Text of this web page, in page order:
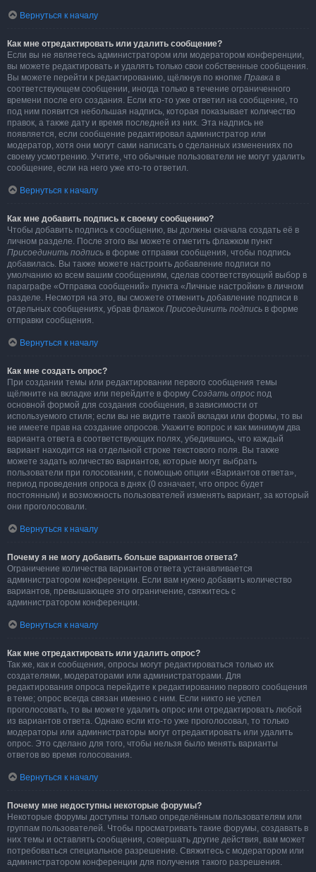
Вернуться к началу
Как мне отредактировать или удалить сообщение?
Если вы не являетесь администратором или модератором конференции,
вы можете редактировать и удалять только свои собственные сообщения.
Вы можете перейти к редактированию, щёлкнув по кнопке Правка в
соответствующем сообщении, иногда только в течение ограниченного
времени после его создания. Если кто-то уже ответил на сообщение, то
под ним появится небольшая надпись, которая показывает количество
правок, а также дату и время последней из них. Эта надпись не
появляется, если сообщение редактировал администратор или
модератор, хотя они могут сами написать о сделанных изменениях по
своему усмотрению. Учтите, что обычные пользователи не могут удалить
сообщение, если на него уже кто-то ответил.
Вернуться к началу
Как мне добавить подпись к своему сообщению?
Чтобы добавить подпись к сообщению, вы должны сначала создать её в
личном разделе. После этого вы можете отметить флажком пункт
Присоединить подпись в форме отправки сообщения, чтобы подпись
добавилась. Вы также можете настроить добавление подписи по
умолчанию ко всем вашим сообщениям, сделав соответствующий выбор в
параграфе «Отправка сообщений» пункта «Личные настройки» в личном
разделе. Несмотря на это, вы сможете отменить добавление подписи в
отдельных сообщениях, убрав флажок Присоединить подпись в форме
отправки сообщения.
Вернуться к началу
Как мне создать опрос?
При создании темы или редактировании первого сообщения темы
щёлкните на вкладке или перейдите в форму Создать опрос под
основной формой для создания сообщения, в зависимости от
используемого стиля; если вы не видите такой вкладки или формы, то вы
не имеете прав на создание опросов. Укажите вопрос и как минимум два
варианта ответа в соответствующих полях, убедившись, что каждый
вариант находится на отдельной строке текстового поля. Вы также
можете задать количество вариантов, которые могут выбрать
пользователи при голосовании, с помощью опции «Вариантов ответа»,
период проведения опроса в днях (0 означает, что опрос будет
постоянным) и возможность пользователей изменять вариант, за который
они проголосовали.
Вернуться к началу
Почему я не могу добавить больше вариантов ответа?
Ограничение количества вариантов ответа устанавливается
администратором конференции. Если вам нужно добавить количество
вариантов, превышающее это ограничение, свяжитесь с
администратором конференции.
Вернуться к началу
Как мне отредактировать или удалить опрос?
Так же, как и сообщения, опросы могут редактироваться только их
создателями, модераторами или администраторами. Для
редактирования опроса перейдите к редактированию первого сообщения
в теме; опрос всегда связан именно с ним. Если никто не успел
проголосовать, то вы можете удалить опрос или отредактировать любой
из вариантов ответа. Однако если кто-то уже проголосовал, то только
модераторы или администраторы могут отредактировать или удалить
опрос. Это сделано для того, чтобы нельзя было менять варианты
ответов во время голосования.
Вернуться к началу
Почему мне недоступны некоторые форумы?
Некоторые форумы доступны только определённым пользователям или
группам пользователей. Чтобы просматривать такие форумы, создавать в
них темы и оставлять сообщения, совершать другие действия, вам может
потребоваться специальное разрешение. Свяжитесь с модератором или
администратором конференции для получения такого разрешения.